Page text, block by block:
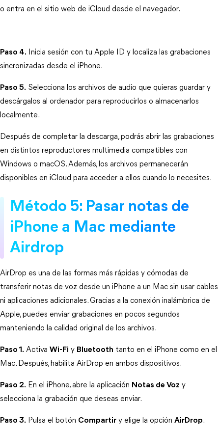
o entra en el sitio web de iCloud desde el navegador.
Paso 4. Inicia sesión con tu Apple ID y localiza las grabaciones
sincronizadas desde el iPhone.
Paso 5. Selecciona los archivos de audio que quieras guardar y
descárgalos al ordenador para reproducirlos o almacenarlos
localmente.
Después de completar la descarga, podrás abrir las grabaciones
en distintos reproductores multimedia compatibles con
Windows o macOS. Además, los archivos permanecerán
disponibles en iCloud para acceder a ellos cuando lo necesites.
Método 5: Pasar notas de
iPhone a Mac mediante
Airdrop
AirDrop es una de las formas más rápidas y cómodas de
transferir notas de voz desde un iPhone a un Mac sin usar cables
ni aplicaciones adicionales. Gracias a la conexión inalámbrica de
Apple, puedes enviar grabaciones en pocos segundos
manteniendo la calidad original de los archivos.
Paso 1. Activa Wi-Fi y Bluetooth tanto en el iPhone como en el
Mac. Después, habilita AirDrop en ambos dispositivos.
Paso 2. En el iPhone, abre la aplicación Notas de Voz y
selecciona la grabación que deseas enviar.
Paso 3. Pulsa el botón Compartir y elige la opción AirDrop.